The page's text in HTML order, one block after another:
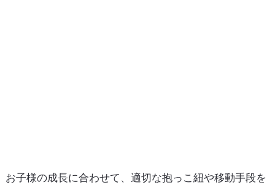
お子様の成長に合わせて、適切な抱っこ紐や移動手段を